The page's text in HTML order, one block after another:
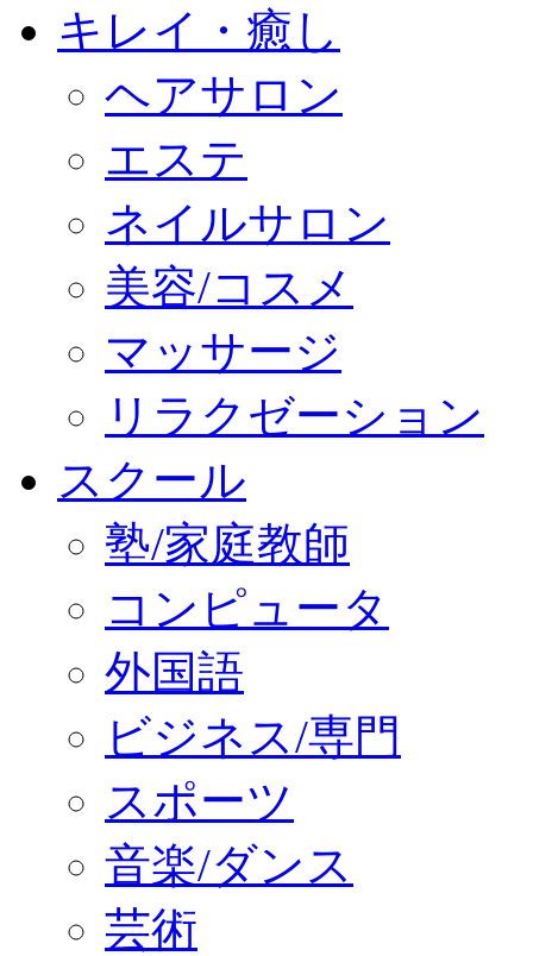
キレイ・癒し
ヘアサロン
エステ
ネイルサロン
美容/コスメ
マッサージ
リラクゼーション
スクール
塾/家庭教師
コンピュータ
外国語
ビジネス/専門
スポーツ
音楽/ダンス
芸術